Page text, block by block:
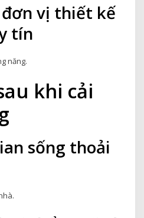
vị thiết kế
tín
năng.
khi cải
sống thoải